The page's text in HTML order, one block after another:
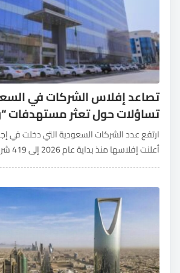
تصاعد إفلاس الشركات في
تساؤلات حول تعثر مستهدفات “رؤية
ارتفع عدد الشركات السعودية التي دخلت في
أعلنت إفلاسها منذ بداية عام 2026 إلى 419 شركة، وفق...